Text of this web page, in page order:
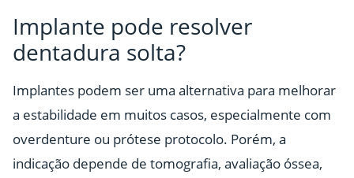
Implante pode resolver
dentadura solta?
Implantes podem ser uma alternativa para melhorar
a estabilidade em muitos casos, especialmente com
overdenture ou prótese protocolo. Porém, a
indicação depende de tomografia, avaliação óssea,